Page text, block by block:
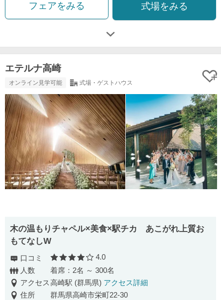
フェアをみる 式場をみる
エテルナ高崎
オンライン見学可能 式場・ゲストハウス
木の温もりチャペル×美食×駅チカ あこがれ上質お
もてなしW
口コミ 口コミ評価
4.0
人数
着席：2名 ～ 300名
アクセス高崎駅 (群馬県) アクセス詳細
住所
群馬県高崎市栄町22-30